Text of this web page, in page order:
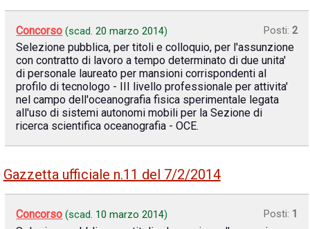
Concorso (scad.20 marzo 2014) Posti: 2
Selezione pubblica, per titoli e colloquio, per l'assunzione
con contratto di lavoro a tempo determinato di due unita'
di personale laureato per mansioni corrispondenti al
profilo di tecnologo - III livello professionale per attivita'
nel campo dell'oceanografia fisica sperimentale legata
all'uso di sistemi autonomi mobili per la Sezione di
ricerca scientifica oceanografia - OCE.
Gazzetta ufficiale n.11 del 7/2/2014
Concorso (scad. 10 marzo 2014) Posti: 1